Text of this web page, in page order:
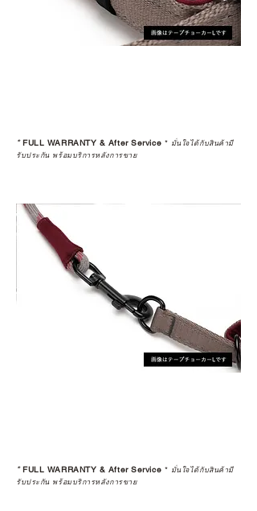
*FULL WARRANTY & After Service * มั่นใจได้กับสินค้ามี
รับประกัน พร้อมบริการหลังการขาย
*FULL WARRANTY & After Service * มั่นใจได้กับสินค้ามี
รับประกัน พร้อมบริการหลังการขาย